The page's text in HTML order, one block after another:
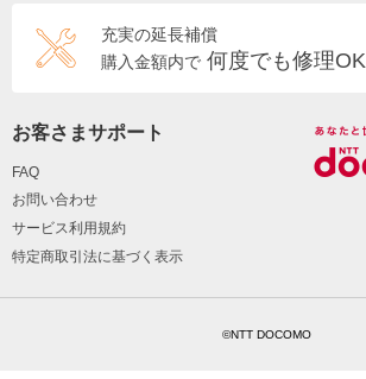
充実の延長補償
購入金額内で 何度でも修理OK
お客さまサポート
FAQ
お問い合わせ
サービス利用規約
特定商取引法に基づく表示
©NTT DOCOMO